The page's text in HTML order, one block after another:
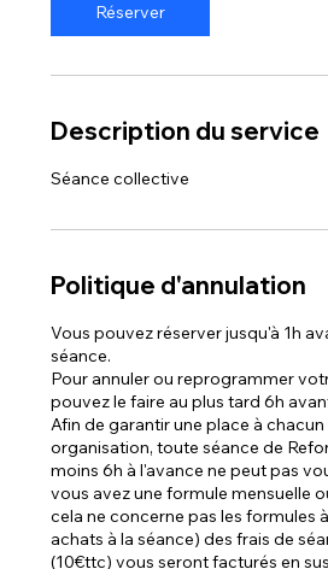
Réserver
Description du service
Séance collective
Politique d'annulation
Vous pouvez réserver jusqu'à 1h
séance.
Pour annuler ou reprogrammer
pouvez le faire au plus tard 6h
Afin de garantir une place à
organisation, toute séance de
moins 6h à l'avance ne peut pas
vous avez une formule mensuelle
cela ne concerne pas les formules
achats à la séance) des frais de
(10€ttc) vous seront facturés en